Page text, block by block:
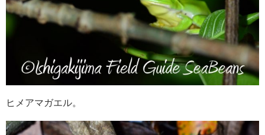
ヒメアマガエル。